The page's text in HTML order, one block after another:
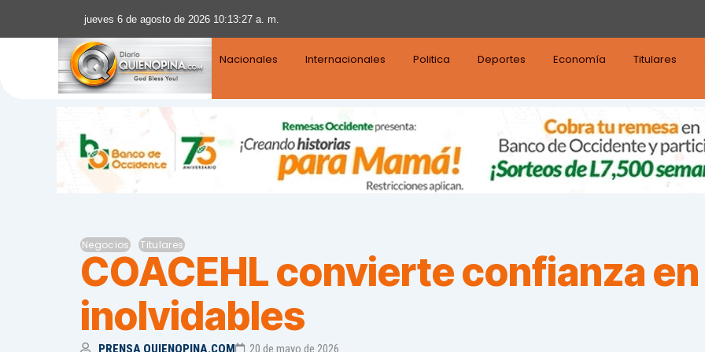
jueves 6 de agosto de 2026 10:13:29 a. m.
Nacionales Internacionales Politica Deportes Economía Titulares
Negocios Titulares
COACEHL convierte confianza
inolvidables
PRENSA QUIENOPINA.COM 20 de mayo de 2026